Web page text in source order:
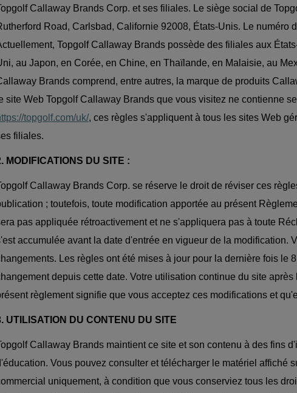
Callaway Brands Corp. et ses filiales. Le siège social de
Road, Carlsbad, Californie 92008, États-Unis. Le numéro
Topgolf Callaway Brands possède des filiales aux
au Japon, en Corée, en Chine, en Thaïlande, en Malaisie, au
Brands comprend, entre autres, la marque de produits
site Web Topgolf Callaway Brands que vous visitez ne contienne
topgolf.com/uk/, ces règles s'appliquent à tous les sites Web
filiales.
MODIFICATIONS DU SITE :
Callaway Brands Corp. se réserve le droit de réviser ces
; toutefois, toute modification apportée au présent
pas appliquée rétroactivement et ne s'appliquera pas à toute
accumulée avant la date d'entrée en vigueur de la modification.
Les règles ont été mises à jour pour la dernière fois le
depuis cette date. Votre utilisation continue du site
règlement signifie que vous acceptez ces modifications et
UTILISATION DU CONTENU DU SITE
Callaway Brands maintient ce site et son contenu à des fins
Vous pouvez consulter et télécharger le matériel affiché
uniquement, à condition que vous conserviez tous les